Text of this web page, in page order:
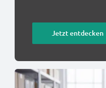
Jetzt entdecken